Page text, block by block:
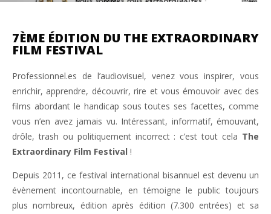
7ÈME ÉDITION DU THE EXTRAORDINARY
FILM FESTIVAL
Professionnel.es de l’audiovisuel, venez vous inspirer, vous
enrichir, apprendre, découvrir, rire et vous émouvoir avec des
films abordant le handicap sous toutes ses facettes, comme
vous n’en avez jamais vu. Intéressant, informatif, émouvant,
drôle, trash ou politiquement incorrect : c’est tout cela The
Extraordinary Film Festival !
Depuis 2011, ce festival international bisannuel est devenu un
évènement incontournable, en témoigne le public toujours
plus nombreux, édition après édition (7.300 entrées) et sa